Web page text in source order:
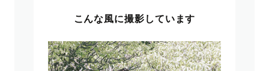
こんな風に撮影しています